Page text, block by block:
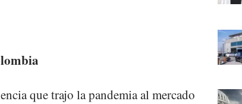
que trajo la pandemia al mercado